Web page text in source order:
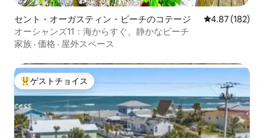
セント・オーガスティン・ビーチのコテージ レビュー182
4.87 (182)
オーシャンズ11：海からすぐ、静かなビーチ
家族 · 価格 · 屋外スペース
大好評のゲストチョイスです。
ゲストチョイス